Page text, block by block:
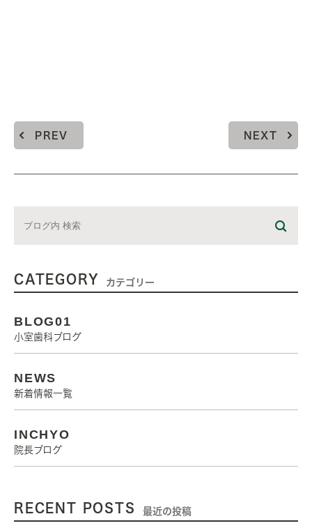
PREV NEXT
CATEGORY カテゴリー
BLOG01
小室歯科ブログ
NEWS
新着情報一覧
INCHYO
院長ブログ
RECENT POSTS 最近の投稿